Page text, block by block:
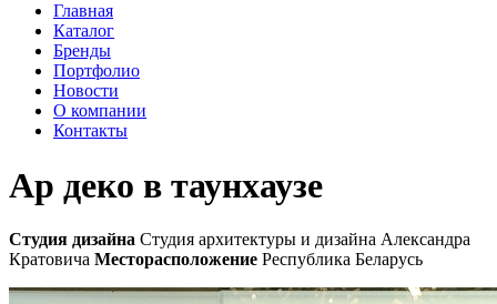
Главная
Каталог
Бренды
Портфолио
Новости
О компании
Контакты
Ар деко в таунхаузе
Студия дизайна Студия архитектуры и дизайна Александра
Кратовича Месторасположение Республика Беларусь